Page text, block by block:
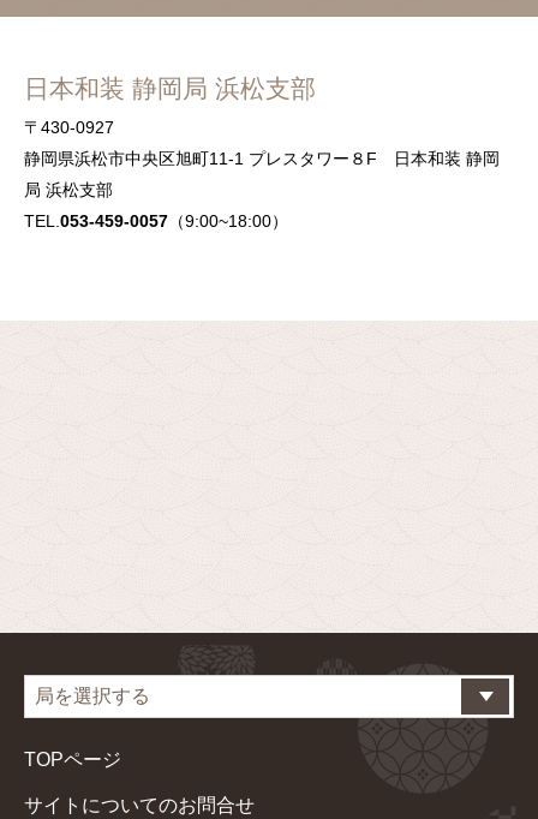
日本和装 静岡局 浜松支部
〒430-0927
静岡県浜松市中央区旭町11-1 プレスタワー８F 日本和装 静岡
局 浜松支部
TEL. 053-459-0057 （9:00~18:00）
TOPページ
サイトについてのお問合せ